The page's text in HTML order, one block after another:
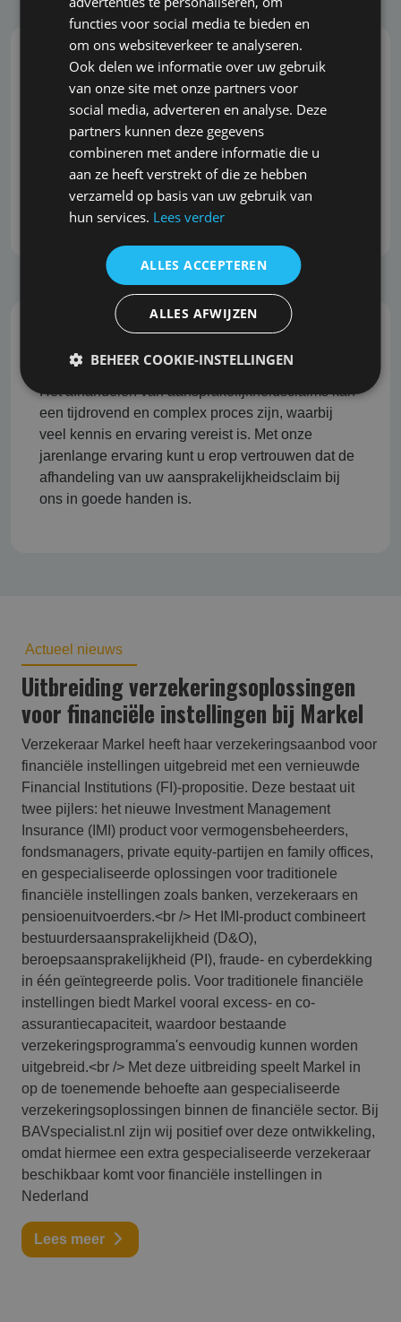
Snel, correct en grondig
U wilt snel kunnen inspelen op veranderingen en
ontwikkelingen in de markt. Wij begrijpen dit en
staan bekend om onze snelle reactie, zonder dat
dit ten koste gaat van de grondigheid en kwaliteit
van het advies.
Professionele schadeafhandeling
Het afhandelen van aansprakelijkheidsclaims kan
een tijdrovend en complex proces zijn, waarbij
veel kennis en ervaring vereist is. Met onze
jarenlange ervaring kunt u erop vertrouwen dat de
afhandeling van uw aansprakelijkheidsclaim bij
ons in goede handen is.
Actueel nieuws
Uitbreiding verzekeringsoplossingen
voor financiële instellingen bij Markel
Verzekeraar Markel heeft haar verzekeringsaanbod voor
financiële instellingen uitgebreid met een vernieuwde
Financial Institutions (FI)-propositie. Deze bestaat uit
twee pijlers: het nieuwe Investment Management
Insurance (IMI) product voor vermogensbeheerders,
fondsmanagers, private equity-partijen en family offices,
en gespecialiseerde oplossingen voor traditionele
financiële instellingen zoals banken, verzekeraars en
pensioenuitvoerders.<br /> Het IMI-product combineert
bestuurdersaansprakelijkheid (D&O),
beroepsaansprakelijkheid (PI), fraude- en cyberdekking
in één geïntegreerde polis. Voor traditionele financiële
instellingen biedt Markel vooral excess- en co-
assurantiecapaciteit, waardoor bestaande
verzekeringsprogramma's eenvoudig kunnen worden
uitgebreid.<br /> Met deze uitbreiding speelt Markel in
op de toenemende behoefte aan gespecialiseerde
verzekeringsoplossingen binnen de financiële sector. Bij
BAVspecialist.nl zijn wij positief over deze ontwikkeling,
omdat hiermee een extra gespecialiseerde verzekeraar
beschikbaar komt voor financiële instellingen in
Nederland
Lees meer
functies voor social media te bieden en
om ons websiteverkeer te analyseren.
Ook delen we informatie over uw gebruik
van onze site met onze partners voor
social media, adverteren en analyse. Deze
partners kunnen deze gegevens
combineren met andere informatie die u
aan ze heeft verstrekt of die ze hebben
verzameld op basis van uw gebruik van
hun services. Lees verder
ALLES ACCEPTEREN
ALLES AFWIJZEN
BEHEER COOKIE-INSTELLINGEN